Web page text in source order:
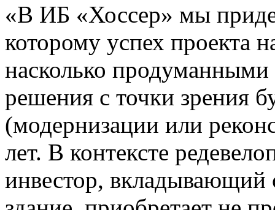
«В ИБ «Хоссер» мы
которому успех проекта
насколько
решения с точки зрения
(модернизации или
лет. В контексте
инвестор, вкладывающий